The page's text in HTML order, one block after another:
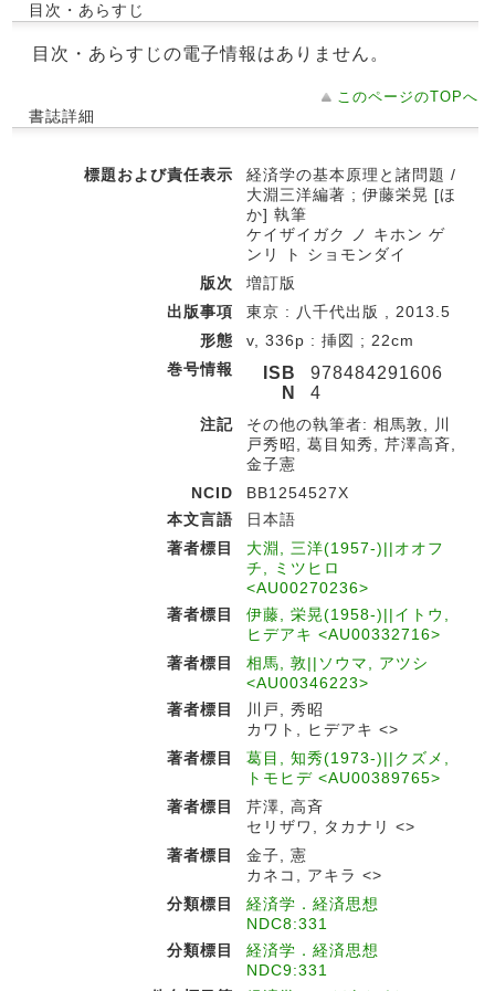
目次・あらすじ
目次・あらすじの電子情報はありません。
このページのTOPへ
書誌詳細
標題および責任表示
経済学の基本原理と諸問題 /
大淵三洋編著 ; 伊藤栄晃 [ほ
か] 執筆
ケイザイガク ノ キホン ゲ
ンリ ト ショモンダイ
版次
増訂版
出版事項
東京 : 八千代出版 , 2013.5
形態
v, 336p : 挿図 ; 22cm
巻号情報
ISB
N
978484291606
4
注記
その他の執筆者: 相馬敦, 川
戸秀昭, 葛目知秀, 芹澤高斉,
金子憲
NCID
BB1254527X
本文言語
日本語
著者標目
大淵, 三洋(1957-)||オオフ
チ, ミツヒロ
<AU00270236>
著者標目
伊藤, 栄晃(1958-)||イトウ,
ヒデアキ <AU00332716>
著者標目
相馬, 敦||ソウマ, アツシ
<AU00346223>
著者標目
川戸, 秀昭
カワト, ヒデアキ <>
著者標目
葛目, 知秀(1973-)||クズメ,
トモヒデ <AU00389765>
著者標目
芹澤, 高斉
セリザワ, タカナリ <>
著者標目
金子, 憲
カネコ, アキラ <>
分類標目
経済学．経済思想
NDC8:331
分類標目
経済学．経済思想
NDC9:331